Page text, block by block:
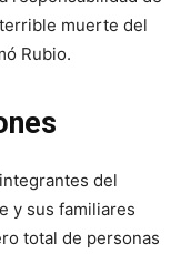
muerte del
Rubio.
del
y sus familiares
total de personas